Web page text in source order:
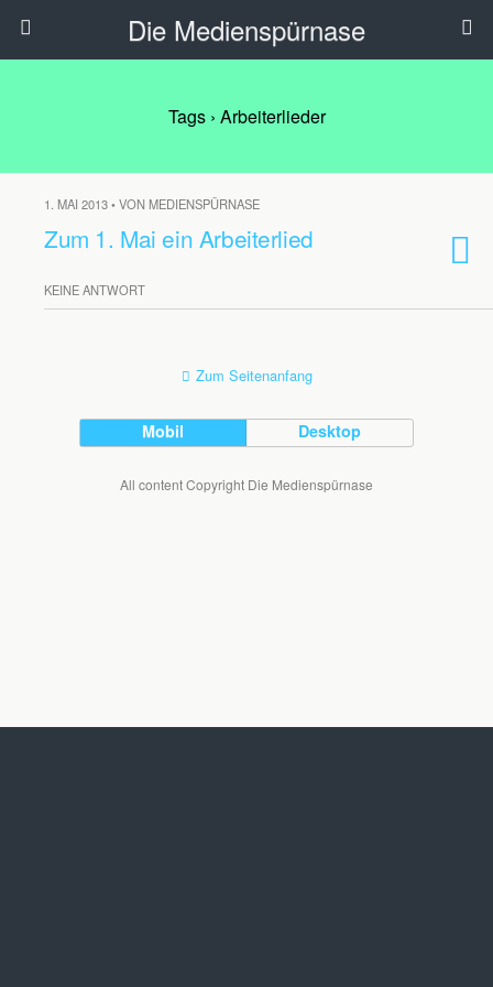
Die Medienspürnase
Tags › Arbeiterlieder
1. MAI 2013 • VON MEDIENSPÜRNASE
Zum 1. Mai ein Arbeiterlied
KEINE ANTWORT
Zum Seitenanfang
Mobil Desktop
All content Copyright Die Medienspürnase